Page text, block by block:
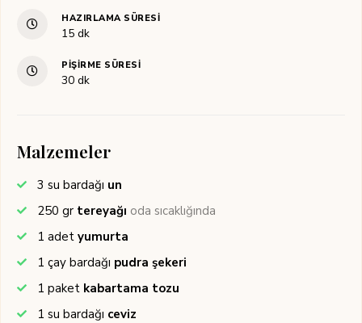
HAZIRLAMA SÜRESI
15dakika
dk
PIŞIRME SÜRESI
30dakika
dk
Malzemeler
3 su bardağı un
250 gr tereyağı oda sıcaklığında
1 adet yumurta
1 çay bardağı pudra şekeri
1 paket kabartama tozu
1 su bardağı ceviz